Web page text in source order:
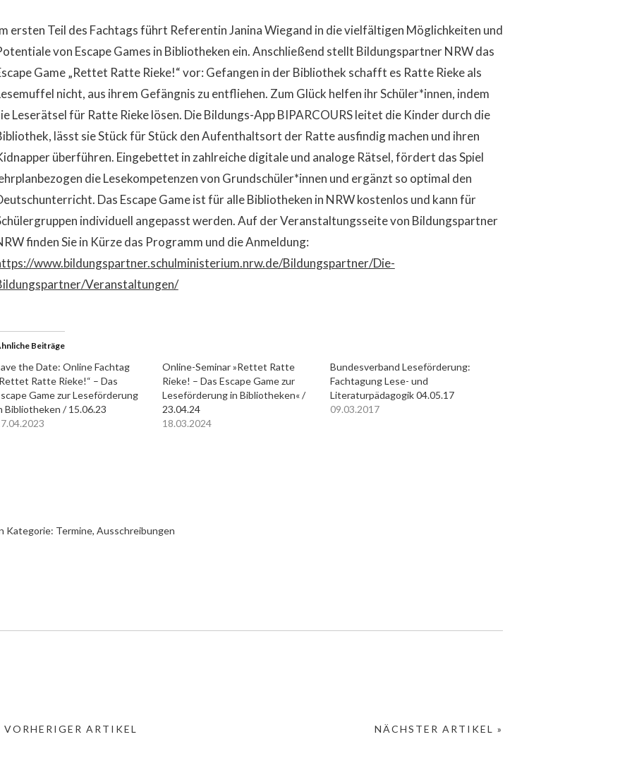
ersten Teil des Fachtags führt Referentin Janina Wiegand in die vielfältigen Möglichkeiten und
von Escape Games in Bibliotheken ein. Anschließend stellt Bildungspartner NRW das
Game „Rettet Ratte Rieke!“ vor: Gefangen in der Bibliothek schafft es Ratte Rieke als
nicht, aus ihrem Gefängnis zu entfliehen. Zum Glück helfen ihr Schüler*innen, indem
Leserätsel für Ratte Rieke lösen. Die Bildungs-App BIPARCOURS leitet die Kinder durch die
lässt sie Stück für Stück den Aufenthaltsort der Ratte ausfindig machen und ihren
überführen. Eingebettet in zahlreiche digitale und analoge Rätsel, fördert das Spiel
die Lesekompetenzen von Grundschüler*innen und ergänzt so optimal den
Das Escape Game ist für alle Bibliotheken in NRW kostenlos und kann für
individuell angepasst werden. Auf der Veranstaltungsseite von Bildungspartner
finden Sie in Kürze das Programm und die Anmeldung:
www.bildungspartner.schulministerium.nrw.de/Bildungspartner/Die-
Veranstaltungen/
Beiträge
the Date: Online Fachtag
Ratte Rieke!“ – Das
Game zur Leseförderung
Bibliotheken / 15.06.23
Online-Seminar »Rettet Ratte
Rieke! – Das Escape Game zur
Leseförderung in Bibliotheken« /
23.04.24
18.03.2024
Bundesverband Leseförderung:
Fachtagung Lese- und
Literaturpädagogik 04.05.17
09.03.2017
Kategorie: Termine, Ausschreibungen
NÄCHSTER ARTIKEL »
VORHERIGER ARTIKEL